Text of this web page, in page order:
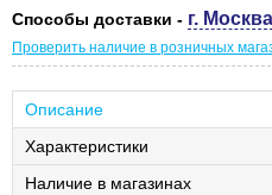
Способы доставки - г. Москва
Проверить наличие в розничных
Описание
Характеристики
Наличие в магазинах